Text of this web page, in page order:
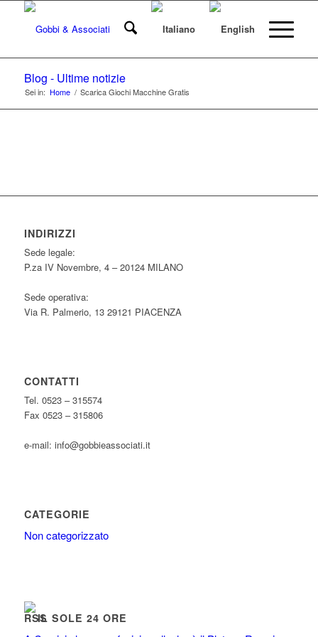
Blog - Ultime notizie
Sei in: Home / Scarica Giochi Macchine Gratis
INDIRIZZI
Sede legale:
P.za IV Novembre, 4 – 20124 MILANO
Sede operativa:
Via R. Palmerio, 13 29121 PIACENZA
CONTATTI
Tel. 0523 – 315574
Fax 0523 – 315806
e-mail: info@gobbieassociati.it
CATEGORIE
Non categorizzato
IL SOLE 24 ORE